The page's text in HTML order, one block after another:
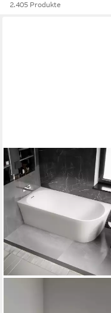
2.405 Produkte